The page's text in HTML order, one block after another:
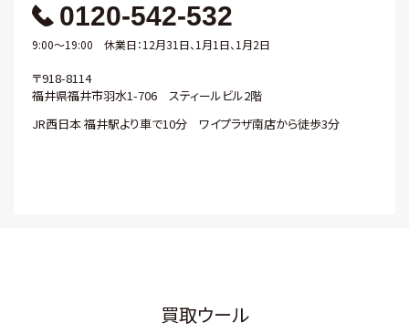
0120-542-532
9:00～19:00 休業日：12月31日、1月1日、1月2日
〒918-8114
福井県福井市羽水1-706 スティールビル2階
JR西日本 福井駅より車で10分 ワイプラザ南店から徒歩3分
買取ウール